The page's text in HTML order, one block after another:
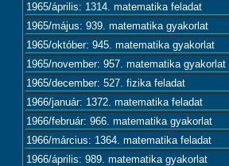
1965/április: 1314. matematika feladat
1965/május: 939. matematika gyakorlat
1965/október: 945. matematika gyakorlat
1965/november: 957. matematika gyakorlat
1965/december: 527. fizika feladat
1966/január: 1372. matematika feladat
1966/február: 966. matematika gyakorlat
1966/március: 1364. matematika feladat
1966/április: 989. matematika gyakorlat